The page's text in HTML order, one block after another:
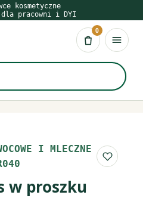
kosmetyczne
dla pracowni i DYI
Koszyk
0
I MLECZNE
Do
w proszku